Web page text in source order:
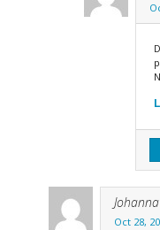
Johanna
Oct 28,